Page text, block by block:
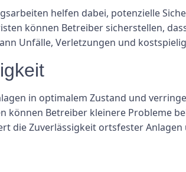
helfen dabei, potenzielle
können Betreiber sicherstellen,
Unfälle, Verletzungen und
in optimalem Zustand und
können Betreiber kleinere Probleme
die Zuverlässigkeit ortsfester